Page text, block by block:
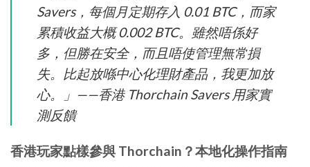
Savers，每個月定期存入 0.01 BTC，而家
累積收益大概 0.002 BTC。雖然唔係好
多，但勝在安全，而且唔使管理無常損
失。比起放喺中心化理財產品，我更加放
心。」——香港 Thorchain Savers 用家實
測反饋
香港玩家點樣參與 Thorchain？本地化操作指南